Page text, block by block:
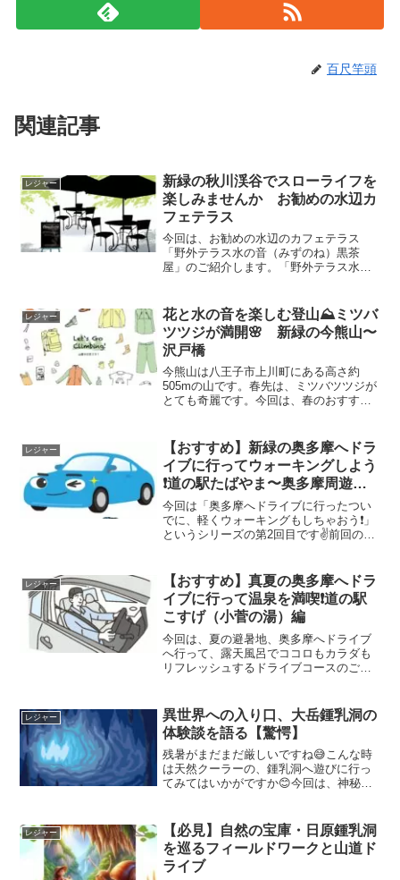
百尺竿頭
関連記事
レジャー
新緑の秋川渓谷でスローライフを
楽しみませんか お勧めの水辺カ
フェテラス
今回は、お勧めの水辺のカフェテラス
「野外テラス水の音（みずのね）黒茶
屋」のご紹介します。「野外テラス水の
のカフェテラスです🤗そして、秋川渓谷
に来た事がない方に向けて、秋...
レジャー
花と水の音を楽しむ登山⛰️ミツバ
ツツジが満開🌸 新緑の今熊山〜
沢戸橋
今熊山は八王子市上川町にある高さ約
505mの山です。春先は、ミツバツツジが
とても奇麗です。今回は、春のおすすめ
レジャー
【おすすめ】新緑の奥多摩へドラ
イブに行ってウォーキングしよう
❗️道の駅たばやま〜奥多摩周遊道
路編
今回は「奥多摩へドライブに行ったつい
でに、軽くウォーキングもしちゃおう❗️」
というシリーズの第2回目です✌️前回のド
場」へ向かう比較的にシンプルなコース
を解説しました。
レジャー
【おすすめ】真夏の奥多摩へドラ
イブに行って温泉を満喫❗️道の駅
こすげ（小菅の湯）編
今回は、夏の避暑地、奥多摩へドライブ
へ行って、露天風呂でココロもカラダも
リフレッシュするドライブコースのご紹
レジャー
異世界への入り口、大岳鍾乳洞の
体験談を語る【驚愕】
残暑がまだまだ厳しいですね😅こんな時
は天然クーラーの、鍾乳洞へ遊びに行っ
てみてはいかがですか😊今回は、神秘的
ます！
レジャー
【必見】自然の宝庫・日原鍾乳洞
を巡るフィールドワークと山道ド
ライブ